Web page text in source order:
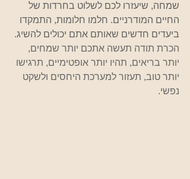
שמחה, שיעזרו לכם לשלוט בחרדות של
החיים המודרניים. חלמו חלומות, התמקדו
ביעדים חדשים שאותם אתם יכולים להשיג.
הכרת תודה תעשה אתכם יותר שמחים,
יותר בריאים, תהיו יותר אופטימיים, תרגישו
יותר טוב, תעזור למערכת היחסים ולשקט
נפשי.